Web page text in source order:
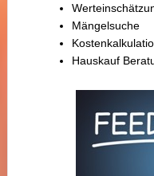
Mängelsuche
Hauskauf